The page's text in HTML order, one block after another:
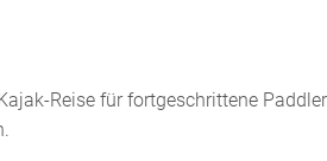
Reise für fortgeschrittene